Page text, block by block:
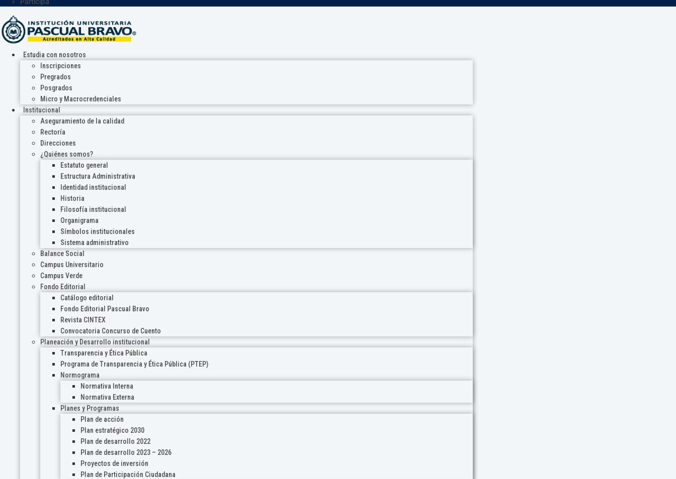
Estudia con nosotros
Inscripciones
Pregrados
Posgrados
Micro y Macrocredenciales
Institucional
Aseguramiento de la calidad
Rectoría
Direcciones
¿Quiénes somos?
Estatuto general
Estructura Administrativa
Identidad institucional
Historia
Filosofía institucional
Organigrama
Símbolos institucionales
Sistema administrativo
Balance Social
Campus Universitario
Campus Verde
Fondo Editorial
Catálogo editorial
Fondo Editorial Pascual Bravo
Revista CINTEX
Convocatoria Concurso de Cuento
Planeación y Desarrollo institucional
Transparencia y Ética Pública
Programa de Transparencia y Ética Pública (PTEP)
Normograma
Normativa Interna
Normativa Externa
Planes y Programas
Plan de acción
Plan estratégico 2030
Plan de desarrollo 2022
Plan de desarrollo 2023 – 2026
Proyectos de inversión
Plan de Participación Ciudadana